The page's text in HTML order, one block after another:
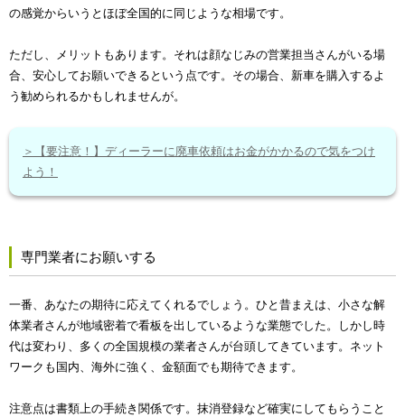
の感覚からいうとほぼ全国的に同じような相場です。
ただし、メリットもあります。それは顔なじみの営業担当さんがいる場
合、安心してお願いできるという点です。その場合、新車を購入するよ
う勧められるかもしれませんが。
＞【要注意！】ディーラーに廃車依頼はお金がかかるので気をつけ
よう！
専門業者にお願いする
一番、あなたの期待に応えてくれるでしょう。ひと昔まえは、小さな解
体業者さんが地域密着で看板を出しているような業態でした。しかし時
代は変わり、多くの全国規模の業者さんが台頭してきています。ネット
ワークも国内、海外に強く、金額面でも期待できます。
注意点は書類上の手続き関係です。抹消登録など確実にしてもらうこと